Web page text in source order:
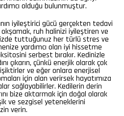
olduğu bulunmuştur.
iyileştirici gücü gerçekten tedavi
okşamak, ruh halinizi iyileştiren ve
tuttuğunuz her türlü stres ve
yardımcı olan iyi hissetme
serbest bırakır. Kedinizle
çıkarın, çünkü enerjik olarak çok
ve eğer onlara enerjisel
için alan verirsek hayatımıza
sağlayabilirler. Kedilerin derin
bize aktarmak için doğal olarak
ve sezgisel yeteneklerini
verin.